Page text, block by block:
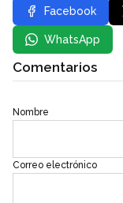
Facebook
WhatsApp
Comentarios
Nombre
Correo electrónico